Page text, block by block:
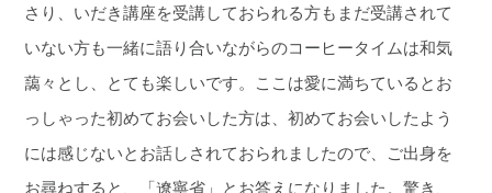
さり、いだき講座を受講しておられる方もまだ受講されて
いない方も一緒に語り合いながらのコーヒータイムは和気
藹々とし、とても楽しいです。ここは愛に満ちているとお
っしゃった初めてお会いした方は、初めてお会いしたよう
には感じないとお話しされておられましたので、ご出身を
お尋ねすると、「遼寧省」とお答えになりました。驚き、